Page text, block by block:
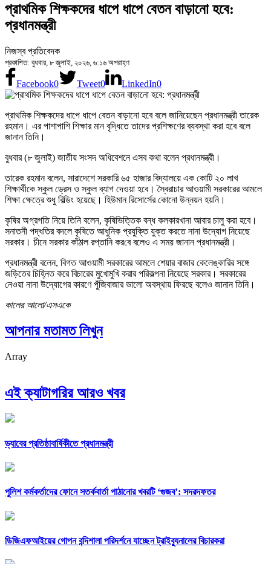
প্রাথমিক শিক্ষকদের ধাপে ধাপে বেতন বাড়ানো হবে:
প্রধানমন্ত্রী
নিজস্ব প্রতিবেদক
প্রকাশিত: বুধবার, ৮ জুলাই, ২০২৬, ৬:১৬ অপরাহ্ণ
Facebook0 Tweet0 LinkedIn0
প্রাথমিক শিক্ষকদের ধাপে ধাপে বেতন বাড়ানো হবে বলে জানিয়েছেন প্রধানমন্ত্রী তারেক
রহমান। এর পাশাপাশি শিক্ষার মান বৃদ্ধিতে তাদের প্রশিক্ষণের ব্যবস্থা করা হবে বলে
জানান তিনি।
বুধবার (৮ জুলাই) জাতীয় সংসদ অধিবেশনে এসব কথা বলেন প্রধানমন্ত্রী।
তারেক রহমান বলেন, সারাদেশে সরকারি ৬৫ হাজার বিদ্যালয়ে এক কোটি ২০ লাখ
শিক্ষার্থীকে স্কুল ড্রেস ও স্কুল ব্যাগ দেওয়া হবে। স্বৈরাচার আওয়ামী সরকারের আমলে
শিক্ষা ক্ষেত্রে শুধু বিল্ডিং হয়েছে। হিউমান রিসোর্সের কোনো উন্নয়ন হয়নি।
কৃষির অগ্রগতি নিয়ে তিনি বলেন, কৃষিভিত্তিক বন্ধ কলকারখানা আবার চালু করা হবে।
সনাতনী পদ্ধতির বদলে কৃষিতে আধুনিক প্রযুক্তি যুক্ত করতে নানা উদ্যোগ নিয়েছে
সরকার। চীনে সরকার কাঁঠাল রপ্তানি কর‌বে বলেও এ সময় জানান প্রধানমন্ত্রী।
প্রধানমন্ত্রী বলেন, বিগত আওয়ামী সরকারের আমলে শেয়ার বাজার কেলেঙ্কারির সঙ্গে
জড়িতের চিহ্নিত করে বিচারের মুখোমুখি করার পরিকল্পনা নিয়েছে সরকার। সরকারের
নেওয়া নানা উদ্যোগের কারণে পুঁজিবাজার ভালো অবস্থায় ফিরছে বলেও জানান তিনি।
কালের আলো/এসএকে
আপনার মতামত লিখুন
Array
এই ক্যাটাগরির আরও খবর
ড্যাবের প্রতিষ্ঠাবার্ষিকীতে প্রধানমন্ত্রী
পুলিশ কর্মকর্তাদের ফোনে সতর্কবার্তা পাঠানোর খবরটি ‘গুজব’: সদরদফতর
ডিজিএফআইয়ের গোপন বন্দিশালা পরিদর্শনে যাচ্ছেন ট্রাইব্যুনালের বিচারকরা